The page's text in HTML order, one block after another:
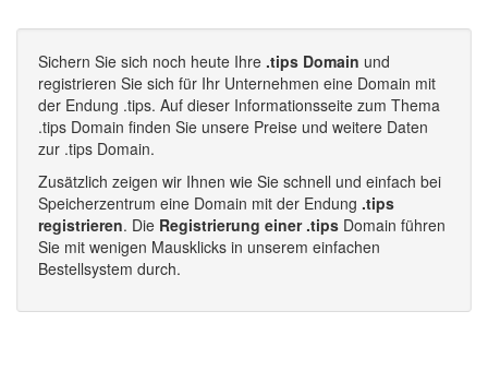
Sichern Sie sich noch heute Ihre .tips Domain und
registrieren Sie sich für Ihr Unternehmen eine Domain mit
der Endung .tips. Auf dieser Informationsseite zum Thema
.tips Domain finden Sie unsere Preise und weitere Daten
zur .tips Domain.
Zusätzlich zeigen wir Ihnen wie Sie schnell und einfach bei
Speicherzentrum eine Domain mit der Endung .tips
registrieren. Die Registrierung einer .tips Domain führen
Sie mit wenigen Mausklicks in unserem einfachen
Bestellsystem durch.